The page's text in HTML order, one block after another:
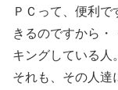
ＰＣって、便利
きるのですから・
キングしている人
それも、その人達